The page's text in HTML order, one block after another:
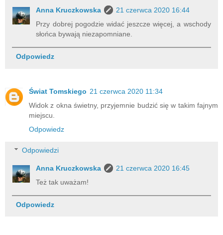
Anna Kruczkowska
21 czerwca 2020 16:44
Przy dobrej pogodzie widać jeszcze więcej, a wschody
słońca bywają niezapomniane.
Odpowiedz
Świat Tomskiego 21 czerwca 2020 11:34
Widok z okna świetny, przyjemnie budzić się w takim fajnym
miejscu.
Odpowiedz
Odpowiedzi
Anna Kruczkowska
21 czerwca 2020 16:45
Też tak uważam!
Odpowiedz